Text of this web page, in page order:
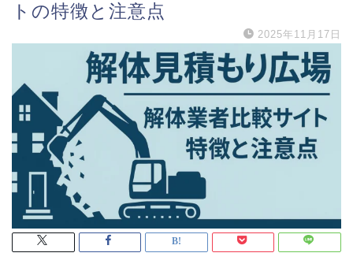
トの特徴と注意点
2025年11月17日